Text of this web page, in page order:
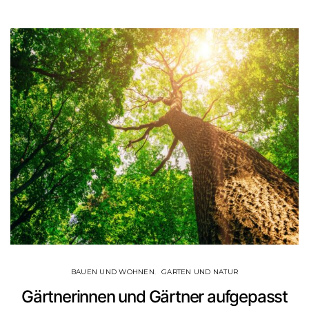
BAUEN UND WOHNEN GARTEN UND NATUR
Gärtnerinnen und Gärtner aufgepasst